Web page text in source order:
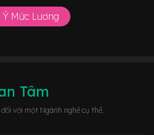
Ý Mức Lương
Tâm
với một Ngành nghề cụ thể.